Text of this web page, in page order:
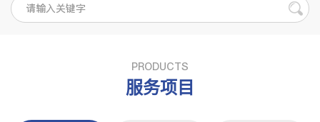
PRODUCTS
服务项目